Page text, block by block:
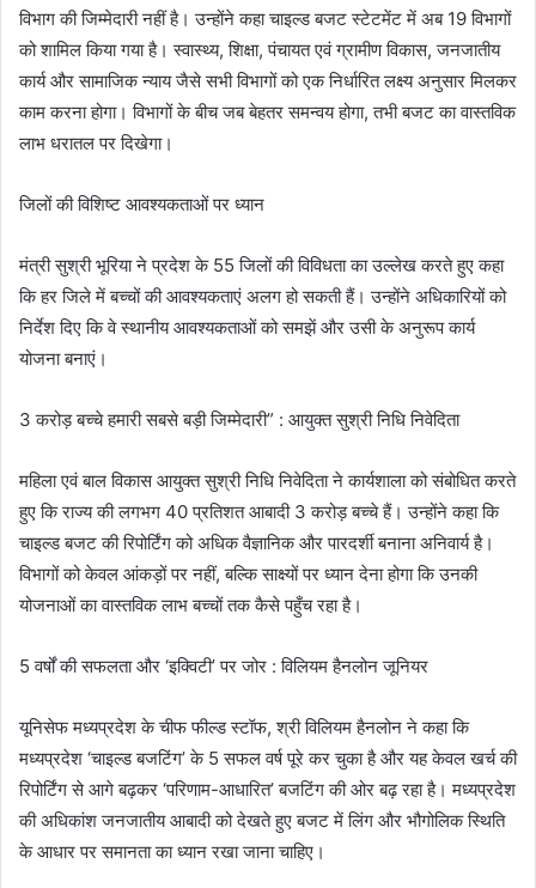
विभाग की जिम्मेदारी नहीं है। उन्होंने कहा चाइल्ड बजट स्टेटमेंट में अब 19 विभागों
को शामिल किया गया है। स्वास्थ्य, शिक्षा, पंचायत एवं ग्रामीण विकास, जनजातीय
कार्य और सामाजिक न्याय जैसे सभी विभागों को एक निर्धारित लक्ष्य अनुसार मिलकर
काम करना होगा। विभागों के बीच जब बेहतर समन्वय होगा, तभी बजट का वास्तविक
लाभ धरातल पर दिखेगा।
जिलों की विशिष्ट आवश्यकताओं पर ध्यान
मंत्री सुश्री भूरिया ने प्रदेश के 55 जिलों की विविधता का उल्लेख करते हुए कहा
कि हर जिले में बच्चों की आवश्यकताएं अलग हो सकती हैं। उन्होंने अधिकारियों को
निर्देश दिए कि वे स्थानीय आवश्यकताओं को समझें और उसी के अनुरूप कार्य
योजना बनाएं।
3 करोड़ बच्चे हमारी सबसे बड़ी जिम्मेदारी” : आयुक्त सुश्री निधि निवेदिता
महिला एवं बाल विकास आयुक्त सुश्री निधि निवेदिता ने कार्यशाला को संबोधित करते
हुए कि राज्य की लगभग 40 प्रतिशत आबादी 3 करोड़ बच्चे हैं। उन्होंने कहा कि
चाइल्ड बजट की रिपोर्टिंग को अधिक वैज्ञानिक और पारदर्शी बनाना अनिवार्य है।
विभागों को केवल आंकड़ों पर नहीं, बल्कि साक्ष्यों पर ध्यान देना होगा कि उनकी
योजनाओं का वास्तविक लाभ बच्चों तक कैसे पहुँच रहा है।
5 वर्षों की सफलता और ‘इक्विटी’ पर जोर : विलियम हैनलोन जूनियर
यूनिसेफ मध्यप्रदेश के चीफ फील्ड स्टॉफ, श्री विलियम हैनलोन ने कहा कि
मध्यप्रदेश ‘चाइल्ड बजटिंग’ के 5 सफल वर्ष पूरे कर चुका है और यह केवल खर्च की
रिपोर्टिंग से आगे बढ़कर ‘परिणाम-आधारित’ बजटिंग की ओर बढ़ रहा है। मध्यप्रदेश
की अधिकांश जनजातीय आबादी को देखते हुए बजट में लिंग और भौगोलिक स्थिति
के आधार पर समानता का ध्यान रखा जाना चाहिए।